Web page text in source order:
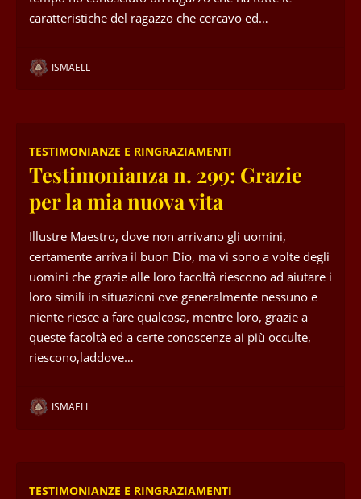
caratteristiche del ragazzo che cercavo ed…
ISMAELL
TESTIMONIANZE E RINGRAZIAMENTI
Testimonianza n. 299: Grazie
per la mia nuova vita
Illustre Maestro, dove non arrivano gli uomini,
certamente arriva il buon Dio, ma vi sono a volte degli
uomini che grazie alle loro facoltà riescono ad aiutare i
loro simili in situazioni ove generalmente nessuno e
niente riesce a fare qualcosa, mentre loro, grazie a
queste facoltà ed a certe conoscenze ai più occulte,
riescono,laddove…
ISMAELL
TESTIMONIANZE E RINGRAZIAMENTI